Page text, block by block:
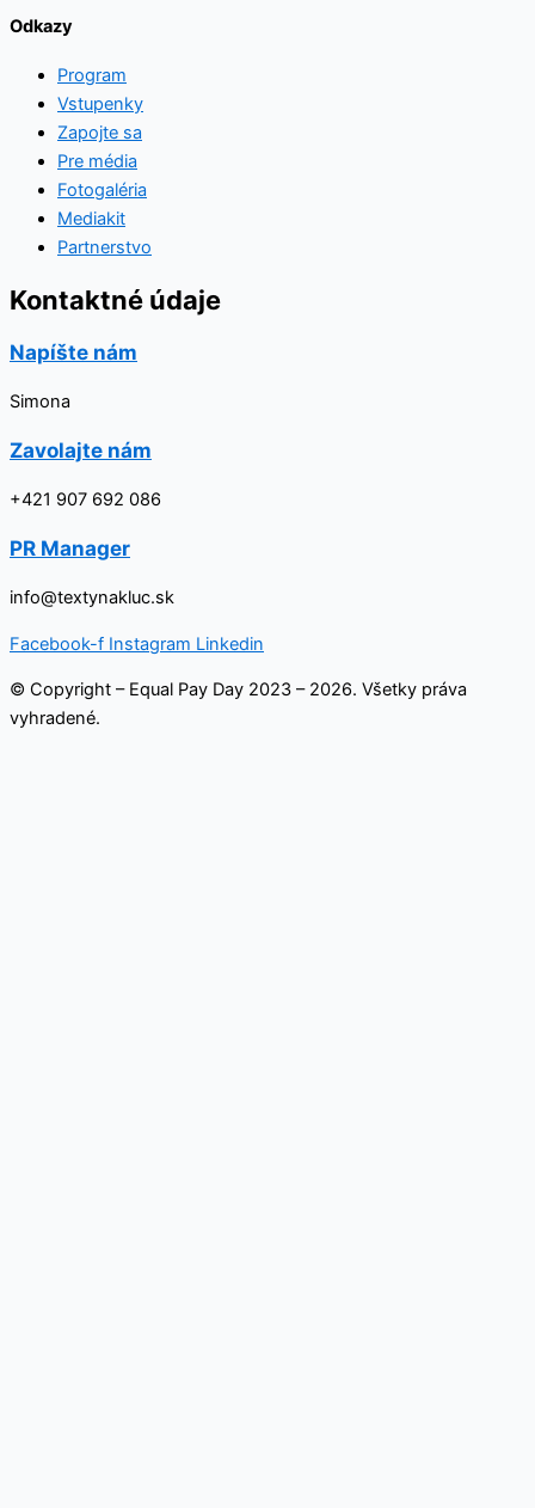
Odkazy
Program
Vstupenky
Zapojte sa
Pre média
Fotogaléria
Mediakit
Partnerstvo
Kontaktné údaje
Napíšte nám
Simona
Zavolajte nám
+421 907 692 086
PR Manager
info@textynakluc.sk
Facebook-f Instagram Linkedin
© Copyright – Equal Pay Day 2023 – 2026. Všetky práva
vyhradené.